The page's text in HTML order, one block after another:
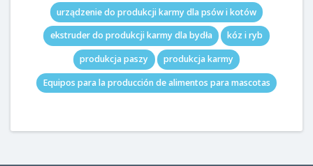
urządzenie do produkcji karmy dla psów i kotów
ekstruder do produkcji karmy dla bydła
kóz i ryb
produkcja paszy
produkcja karmy
Equipos para la producción de alimentos para mascotas